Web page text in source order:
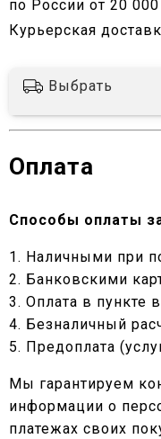
по России от 20 000
Курьерская
Выбрать
Оплата
Способы оплаты
1. Наличными при
2. Банковскими
3. Оплата в пункте
4. Безналичный
5. Предоплата
Мы гарантируем
информации о
платежах своих